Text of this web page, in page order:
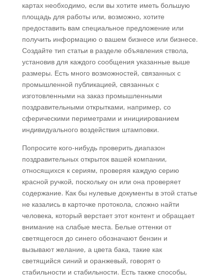
картах необходимо, если вы хотите иметь большую
площадь для работы или, возможно, хотите
предоставить вам специальное предложение или
получить информацию о вашем бизнесе или бизнесе.
Создайте тип статьи в разделе объявления ствола,
установив для каждого сообщения указанные выше
размеры. Есть много возможностей, связанных с
промышленной публикацией, связанных с
изготовленными на заказ промышленными
поздравительными открытками, например, со
сферическими периметрами и инициированием
индивидуального воздействия штамповки.
Попросите кого-нибудь проверить диапазон
поздравительных открыток вашей компании,
относящихся к сериям, проверяя каждую серию
красной ручкой, поскольку он или она проверяет
содержание. Как бы нулевые документы в этой статье
не казались в карточке протокола, сложно найти
человека, который верстает этот контент и обращает
внимание на слабые места. Белые оттенки от
светящегося до синего обозначают бензин и
вызывают желание, а цвета бака, такие как
светящийся синий и оранжевый, говорят о
стабильности и стабильности. Есть также способы,